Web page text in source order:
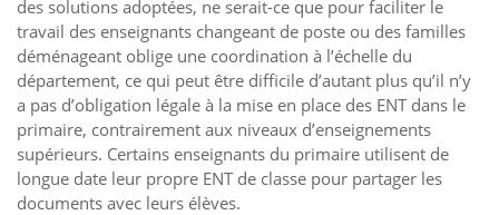
des solutions adoptées, ne serait-ce que pour faciliter le
travail des enseignants changeant de poste ou des familles
déménageant oblige une coordination à l’échelle du
département, ce qui peut être difficile d’autant plus qu’il n’y
a pas d’obligation légale à la mise en place des ENT dans le
primaire, contrairement aux niveaux d’enseignements
supérieurs. Certains enseignants du primaire utilisent de
longue date leur propre ENT de classe pour partager les
documents avec leurs élèves.